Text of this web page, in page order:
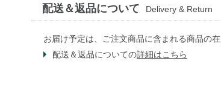
配送＆返品について Delivery & Return
お届け予定は、ご注文商品に含まれる商品の
配送＆返品についての詳細はこちら